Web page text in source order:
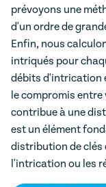
prévoyons une
d'un ordre de
Enfin, nous
intriqués pour
débits d'intrication
le compromis
contribue à une
est un élément
distribution de clés
l'intrication ou les